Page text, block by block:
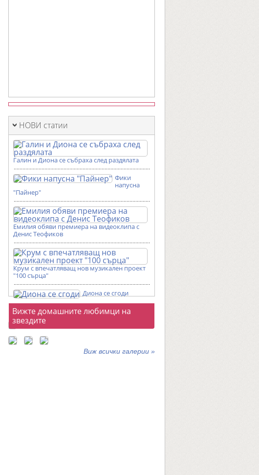
НОВИ статии
Галин и Диона се събраха след раздялата
Фики
напусна
"Пайнер"
Емилия обяви премиера на видеоклипа с
Денис Теофиков
Крум с впечатляващ нов музикален проект
"100 сърца"
Диона се сгоди
Фотогалерии
Вижте домашните любимци на
звездите
Виж всички галерии »